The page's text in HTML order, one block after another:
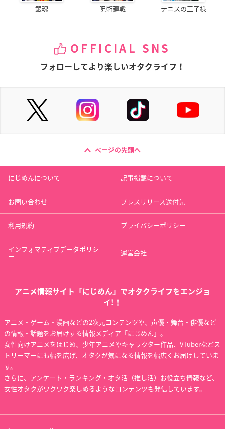
銀魂 呪術廻戦 テニスの王子様
OFFICIAL SNS
フォローしてより楽しいオタクライフ！
ページの先頭へ
にじめんについて 記事掲載について
お問い合わせ プレスリリース送付先
利用規約 プライバシーポリシー
インフォマティブデータポリシ
ー 運営会社
アニメ情報サイト「にじめん」でオタクライフをエンジョ
イ!！
アニメ・ゲーム・漫画などの2次元コンテンツや、声優・舞台・俳優など
の情報・話題をお届けする情報メディア「にじめん」。
女性向けアニメをはじめ、少年アニメやキャラクター作品、VTuberなどス
トリーマーにも幅を広げ、オタクが気になる情報を幅広くお届けしていま
す。
さらに、アンケート・ランキング・オタ活（推し活）お役立ち情報など、
女性オタクがワクワク楽しめるようなコンテンツも発信しています。